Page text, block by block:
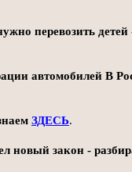
перевозить детей
автомобилей В
ЗДЕСЬ.
новый закон -